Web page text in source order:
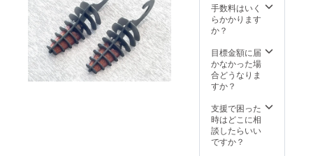
手数料はいく
らかかります
か？
目標金額に届
かなかった場
合どうなりま
すか？
支援で困った
時はどこに相
談したらいい
ですか？